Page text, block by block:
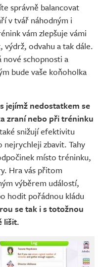
správně balancovat
v tvář náhodným i
vám zlepšuje vámi
odvahu a tak dále.
nové schopnosti a
bude vaše koňoholka
jejímž nedostatkem se
zraní nebo při tréninku
snižují efektivitu
nejrychleji zbavit. Tahy
místo tréninku,
Hra vás přitom
výběrem událostí,
hodit pořádnou kládu
se tak i s totožnou
lišit.